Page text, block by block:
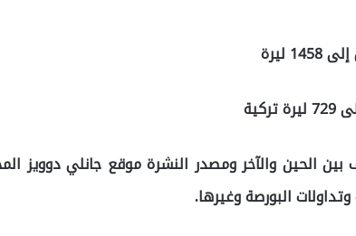
بين الحين والآخر ومصدر النشرة موقع جانلي دوويز
البورصة وغيرها.